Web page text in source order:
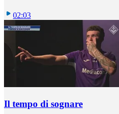
02:03
Il tempo di sognare